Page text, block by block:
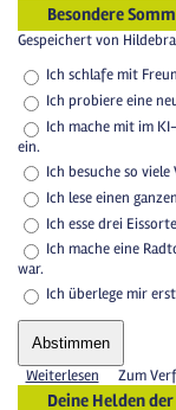
Besondere
Gespeichert von
Ich schlafe mit
Ich probiere eine
Ich mache mit im
ein.
Ich besuche so
Ich lese einen
Ich esse drei
Ich mache eine
war.
Ich überlege mir
Weiterlesen Zum
Deine Helden